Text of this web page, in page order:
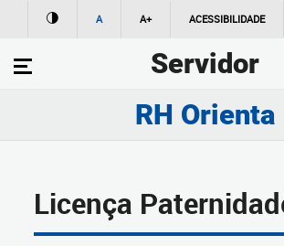
A A+ ACESSIBILIDADE
Servidor
RH Orienta
Licença